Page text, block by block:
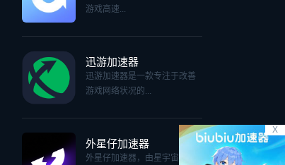
X
游戏高速...
迅游加速器
迅游加速器是一款专注于改善
游戏网络状况的...
外星仔加速器
外星仔加速器，由星宇宙（上